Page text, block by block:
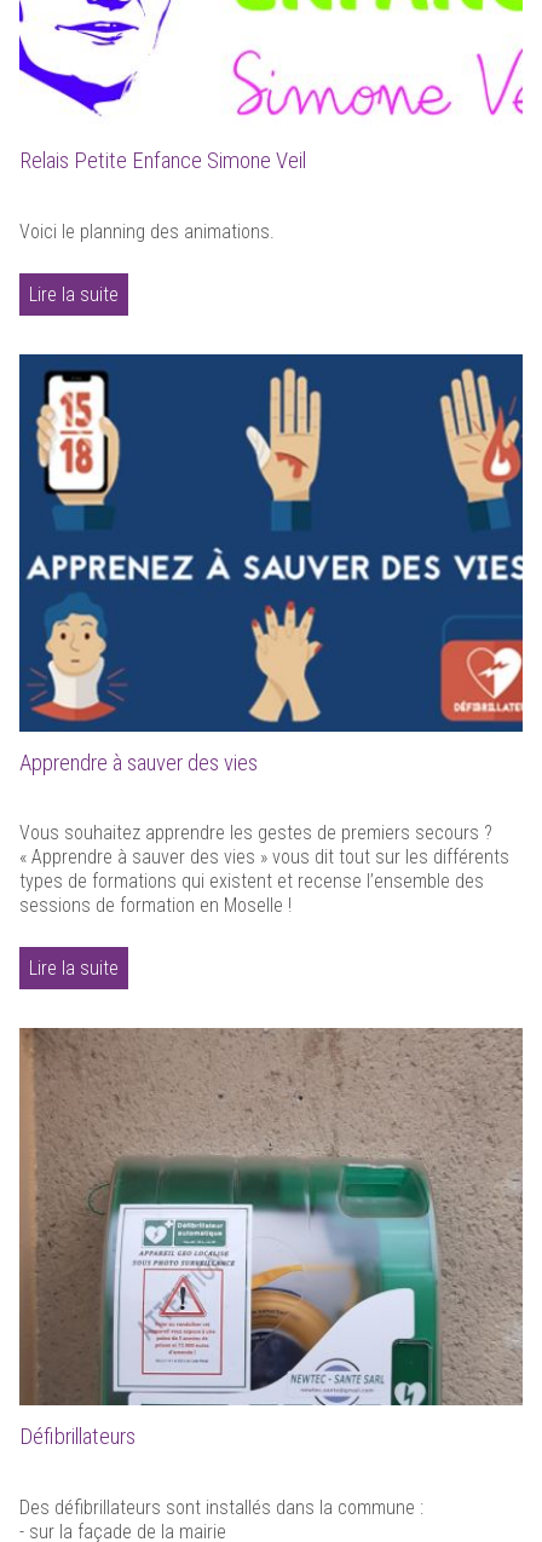
Relais Petite Enfance Simone Veil
Voici le planning des animations.
Lire la suite
Apprendre à sauver des vies
Vous souhaitez apprendre les gestes de premiers secours ?
« Apprendre à sauver des vies » vous dit tout sur les différents
types de formations qui existent et recense l’ensemble des
sessions de formation en Moselle !
Lire la suite
Défibrillateurs
Des défibrillateurs sont installés dans la commune :
- sur la façade de la mairie